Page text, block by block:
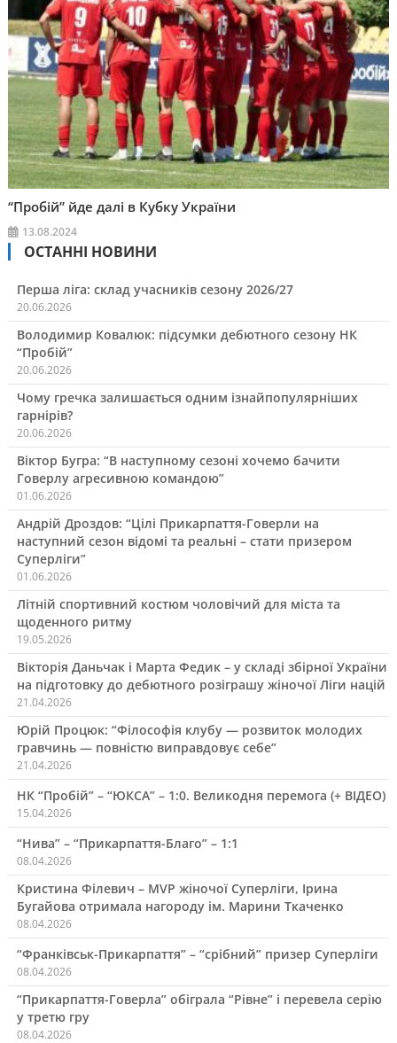
“Пробій” йде далі в Кубку України
13.08.2024
ОСТАННІ НОВИНИ
Перша ліга: склад учасників сезону 2026/27
20.06.2026
Володимир Ковалюк: підсумки дебютного сезону НК
“Пробій”
20.06.2026
Чому гречка залишається одним ізнайпопулярніших
гарнірів?
20.06.2026
Віктор Бугра: “В наступному сезоні хочемо бачити
Говерлу агресивною командою”
01.06.2026
Андрій Дроздов: “Цілі Прикарпаття-Говерли на
наступний сезон відомі та реальні – стати призером
Суперліги”
01.06.2026
Літній спортивний костюм чоловічий для міста та
щоденного ритму
19.05.2026
Вікторія Даньчак і Марта Федик – у складі збірної України
на підготовку до дебютного розіграшу жіночої Ліги націй
21.04.2026
Юрій Процюк: “Філософія клубу — розвиток молодих
гравчинь — повністю виправдовує себе”
21.04.2026
НК “Пробій” – “ЮКСА” – 1:0. Великодня перемога (+ ВІДЕО)
15.04.2026
“Нива” – “Прикарпаття-Благо” – 1:1
08.04.2026
Кристина Філевич – MVP жіночої Суперліги, Ірина
Бугайова отримала нагороду ім. Марини Ткаченко
08.04.2026
“Франківськ-Прикарпаття” – “срібний” призер Суперліги
08.04.2026
“Прикарпаття-Говерла” обіграла “Рівне” і перевела серію
у третю гру
08.04.2026